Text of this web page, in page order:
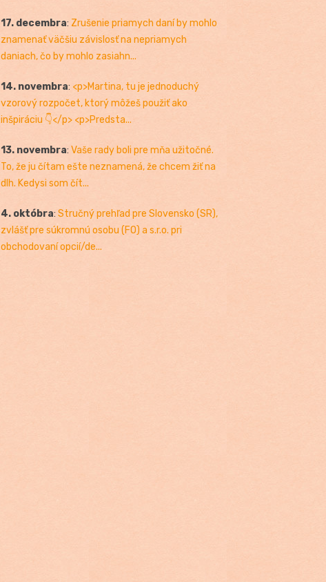
17. decembra: Zrušenie priamych daní by mohlo
znamenať väčšiu závislosť na nepriamych
daniach, čo by mohlo zasiahn...
14. novembra: <p>Martina, tu je jednoduchý
vzorový rozpočet, ktorý môžeš použiť ako
inšpiráciu 👇</p> <p>Predsta...
13. novembra: Vaše rady boli pre mňa užitočné.
To, že ju čítam ešte neznamená, že chcem žiť na
dlh. Kedysi som čít...
4. októbra: Stručný prehľad pre Slovensko (SR),
zvlášť pre súkromnú osobu (FO) a s.r.o. pri
obchodovaní opcií/de...